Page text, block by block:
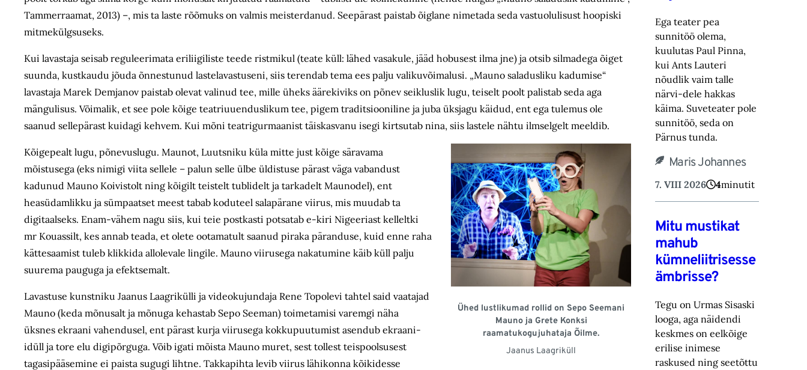
Tammerraamat, 2013) –, mis ta laste rõõmuks on valmis meisterdanud. Seepärast paistab õiglane nimetada seda vastuolulisust hoopiski
mitmekülgsuseks.
Kui lavastaja seisab reguleerimata eriliigiliste teede ristmikul (teate küll: lähed vasakule, jääd hobusest ilma jne) ja otsib silmadega õiget
suunda, kustkaudu jõuda õnnestunud laste­lavastuseni, siis terendab tema ees palju valikuvõimalusi. „Mauno saladusliku kadumise“
lavastaja Marek Demjanov paistab olevat valinud tee, mille üheks äärekiviks on põnev seikluslik lugu, teiselt poolt palistab seda aga
mängulisus. Võimalik, et see pole kõige teatriuuenduslikum tee, pigem traditsiooniline ja juba üksjagu käidud, ent ega tulemus ole
saanud sellepärast kuidagi kehvem. Kui mõni teatrigurmaanist täiskasvanu isegi kirtsutab nina, siis lastele nähtu ilmselgelt meeldib.
Ühed lustlikumad rollid on Sepo Seemani
Mauno ja Grete Konksi
raamatukogujuhataja Õilme.
Jaanus Laagriküll
Kõigepealt lugu, põnevuslugu. Maunot, Luutsniku küla mitte just kõige säravama
mõistusega (eks nimigi viita sellele – palun selle ülbe üldistuse pärast väga vabandust
kadunud Mauno Koivistolt ning kõigilt teistelt tublidelt ja tarkadelt Maunodel), ent
heasüdamlikku ja sümpaatset meest tabab koduteel salapärane viirus, mis muudab ta
digitaalseks. Enam-vähem nagu siis, kui teie postkasti potsatab e-kiri Nigeeriast kelleltki
mr Kouassilt, kes annab teada, et olete ootamatult saanud piraka päranduse, kuid enne raha
kättesaamist tuleb klikkida allolevale lingile. Mauno viirusega nakatumine käib küll palju
suurema pauguga ja efektsemalt.
Lavastuse kunstniku Jaanus Laagrikülli ja videokujundaja Rene Topolevi tahtel said vaatajad
Mauno (keda mõnusalt ja mõnuga kehastab Sepo Seeman) toimetamisi varemgi näha
üksnes ekraani vahendusel, ent pärast kurja viirusega kokkupuutumist asendub ekraani­
idüll ja tore elu digipõrguga. Võib igati mõista Mauno muret, sest tollest teispoolsusest
tagasipääsemine ei paista sugugi lihtne. Takkapihta levib viirus lähikonna kõikidesse
Ega teater pea
sunnitöö olema,
kuulutas Paul Pinna,
kui Ants Lauteri
nõudlik vaim talle
närvi-‎dele hakkas
käima. Suveteater pole
sunnitöö, seda on
Pärnus tunda.‎
Maris Johannes
7. VIII 2026 4minutit
Mitu mustikat
mahub
kümneliitrisesse
ämbrisse?
Tegu on Urmas Sisaski
looga, aga näidendi
keskmes on eelkõige
erilise inimese
raskused ning ‎seetõttu